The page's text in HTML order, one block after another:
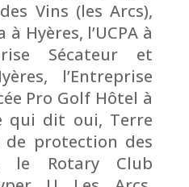
Vins (les Arcs),
Hyères, l’UCPA à
Sécateur et
l’Entreprise
Pro Golf Hôtel à
qui dit oui, Terre
protection des
le Rotary Club